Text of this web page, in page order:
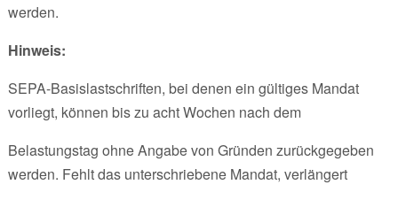
werden.
Hinweis:
SEPA-Basislastschriften, bei denen ein gültiges Mandat
vorliegt, können bis zu acht Wochen nach dem
Belastungstag ohne Angabe von Gründen zurückgegeben
werden. Fehlt das unterschriebene Mandat, verlängert